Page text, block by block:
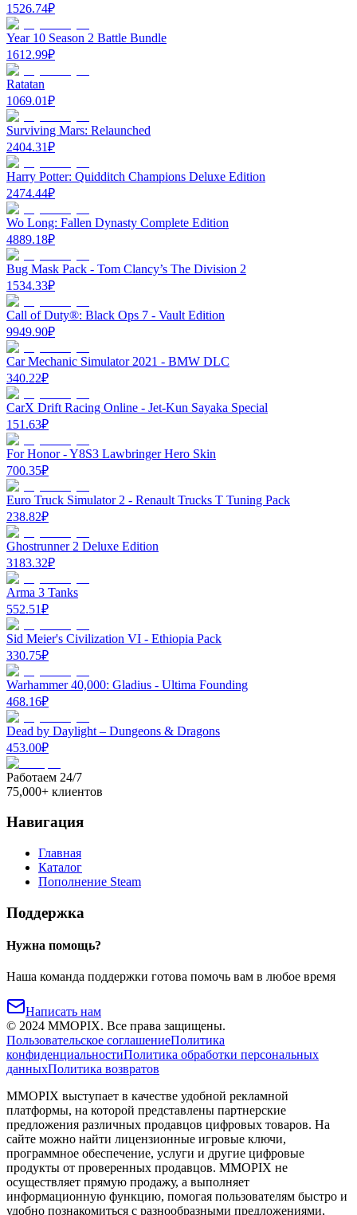
1526.74₽
Year 10 Season 2 Battle Bundle
1612.99₽
Ratatan
1069.01₽
Surviving Mars: Relaunched
2404.31₽
Harry Potter: Quidditch Champions Deluxe Edition
2474.44₽
Wo Long: Fallen Dynasty Complete Edition
4889.18₽
Bug Mask Pack - Tom Clancy’s The Division 2
1534.33₽
Call of Duty®: Black Ops 7 - Vault Edition
9949.90₽
Car Mechanic Simulator 2021 - BMW DLC
340.22₽
CarX Drift Racing Online - Jet-Kun Sayaka Special
151.63₽
For Honor - Y8S3 Lawbringer Hero Skin
700.35₽
Euro Truck Simulator 2 - Renault Trucks T Tuning Pack
238.82₽
Ghostrunner 2 Deluxe Edition
3183.32₽
Arma 3 Tanks
552.51₽
Sid Meier's Civilization VI - Ethiopia Pack
330.75₽
Warhammer 40,000: Gladius - Ultima Founding
468.16₽
Dead by Daylight – Dungeons & Dragons
453.00₽
Работаем 24/7
75,000+ клиентов
Навигация
Главная
Каталог
Пополнение Steam
Поддержка
Нужна помощь?
Наша команда поддержки готова помочь вам в любое время
Написать нам
© 2024 MMOPIX. Все права защищены.
Пользовательское соглашениеПолитика
конфиденциальностиПолитика обработки персональных
данныхПолитика возвратов
MMOPIX выступает в качестве удобной рекламной
платформы, на которой представлены партнерские
предложения различных продавцов цифровых товаров. На
сайте можно найти лицензионные игровые ключи,
программное обеспечение, услуги и другие цифровые
продукты от проверенных продавцов. MMOPIX не
осуществляет прямую продажу, а выполняет
информационную функцию, помогая пользователям быстро и
удобно познакомиться с разнообразными предложениями,